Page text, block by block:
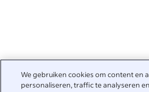
We gebruiken cookies om content en
personaliseren, traffic te analyseren